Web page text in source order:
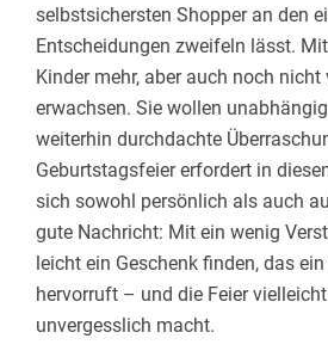
selbstsichersten Shopper an den
Entscheidungen zweifeln lässt.
Kinder mehr, aber auch noch
erwachsen. Sie wollen
weiterhin durchdachte
Geburtstagsfeier erfordert in
sich sowohl persönlich als auch
gute Nachricht: Mit ein wenig
leicht ein Geschenk finden, das
hervorruft – und die Feier
unvergesslich macht.